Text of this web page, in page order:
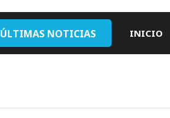
ÚLTIMAS NOTICIAS INICIO